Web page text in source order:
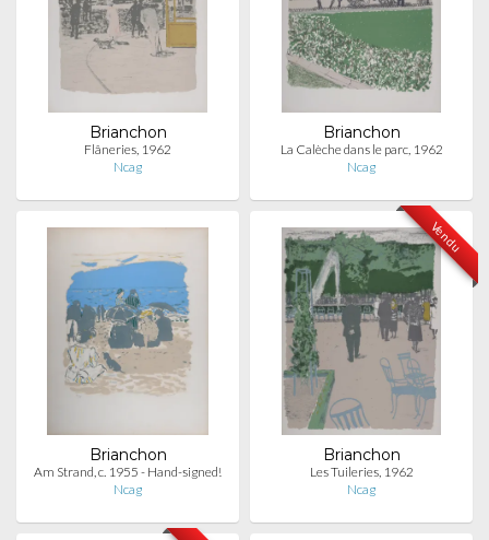
Brianchon
Flâneries, 1962
Ncag
Brianchon
La Calèche dans le parc, 1962
Ncag
Brianchon
Am Strand, c. 1955 - Hand-signed!
Ncag
Vendu
Brianchon
Les Tuileries, 1962
Ncag